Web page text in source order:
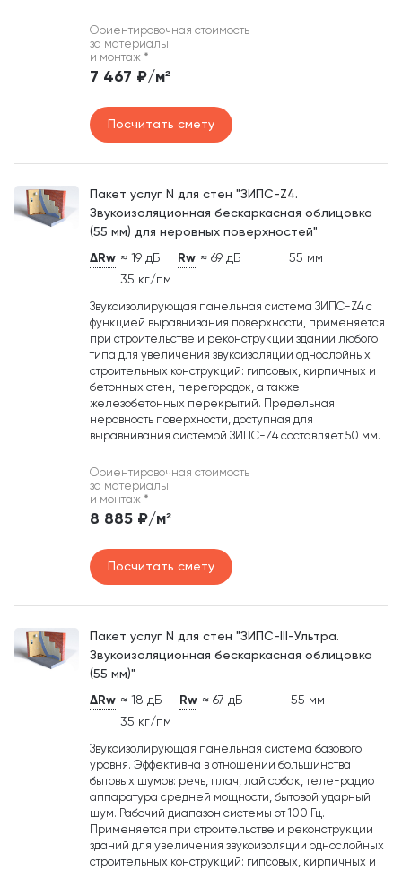
Ориентировочная стоимость
за материалы
и монтаж *
7 467 ₽/м²
Посчитать смету
Пакет услуг N для стен "ЗИПС-Z4.
Звукоизоляционная бескаркасная облицовка
(55 мм) для неровных поверхностей"
ΔRw ≈ 19 дБ Rw ≈ 69 дБ
55 мм
35 кг/пм
Звукоизолирующая панельная система ЗИПС-Z4 c
функцией выравнивания поверхности, применяется
при строительстве и реконструкции зданий любого
типа для увеличения звукоизоляции однослойных
строительных конструкций: гипсовых, кирпичных и
бетонных стен, перегородок, а также
железобетонных перекрытий. Предельная
неровность поверхности, доступная для
выравнивания системой ЗИПС-Z4 составляет 50 мм.
Ориентировочная стоимость
за материалы
и монтаж *
8 885 ₽/м²
Посчитать смету
Пакет услуг N для стен "ЗИПС-III-Ультра.
Звукоизоляционная бескаркасная облицовка
(55 мм)"
ΔRw ≈ 18 дБ Rw ≈ 67 дБ
55 мм
35 кг/пм
Звукоизолирующая панельная система базового
уровня. Эффективна в отношении большинства
бытовых шумов: речь, плач, лай собак, теле-радио
аппаратура средней мощности, бытовой ударный
шум. Рабочий диапазон системы от 100 Гц.
Применяется при строительстве и реконструкции
зданий для увеличения звукоизоляции однослойных
строительных конструкций: гипсовых, кирпичных и